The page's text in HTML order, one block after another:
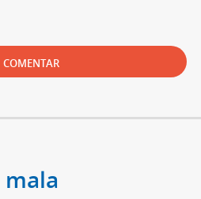
COMENTAR
mala